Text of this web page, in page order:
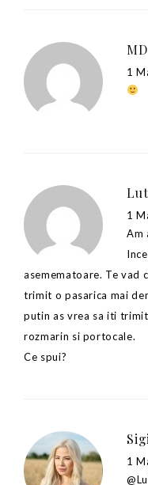
MD
1
1
Am
asemematoare. Te vad
trimit o pasarica mai
putin as vrea sa iti
rozmarin si portocale.
Ce spui?
1